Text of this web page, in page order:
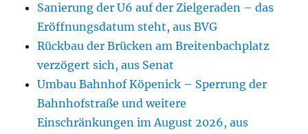
Sanierung der U6 auf der Zielgeraden – das
Eröffnungsdatum steht, aus BVG
Rückbau der Brücken am Breitenbachplatz
verzögert sich, aus Senat
Umbau Bahnhof Köpenick – Sperrung der
Bahnhofstraße und weitere
Einschränkungen im August 2026, aus